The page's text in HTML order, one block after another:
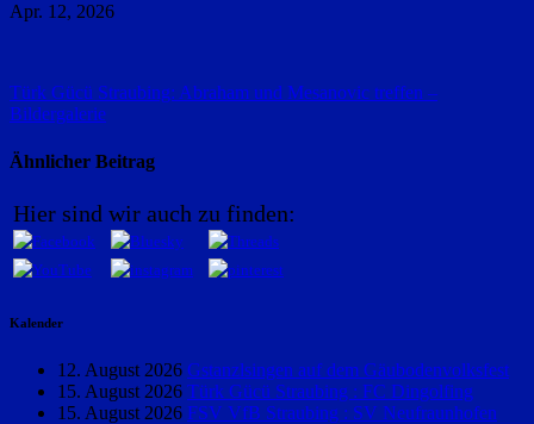
Apr. 12, 2026
Beitragsnavigation
Türk Gücü Straubing: Abraham und Mesanovic treffen –
Bildergalerie
Ähnlicher Beitrag
Hier sind wir auch zu finden:
Kalender
12. August 2026 Gstanzlsingen auf dem Gäubodenvolksfest
15. August 2026 Türk Gücü Straubing : FC Dingolfing
15. August 2026 FSV VfB Straubing : SV Neufraunhofen